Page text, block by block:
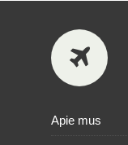
Apie mus